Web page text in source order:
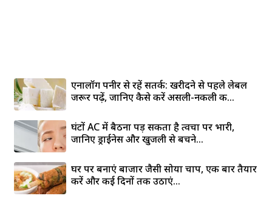
एनालॉग पनीर से रहें सतर्क: खरीदने से पहले लेबल
जरूर पढ़ें, जानिए कैसे करें असली-नकली की...
घंटों AC में बैठना पड़ सकता है त्वचा पर भारी,
जानिए ड्राईनेस और खुजली से बचने...
घर पर बनाएं बाजार जैसी सोया चाप, एक बार तैयार
करें और कई दिनों तक उठाएं...